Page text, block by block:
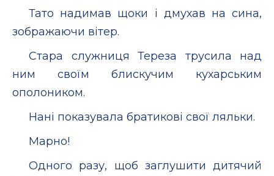
Тато надимав щоки і дмухав на сина,
зображаючи вітер.
Стара служниця Тереза трусила над
ним своїм блискучим кухарським
ополоником.
Нані показувала братикові свої ляльки.
Марно!
Одного разу, щоб заглушити дитячий